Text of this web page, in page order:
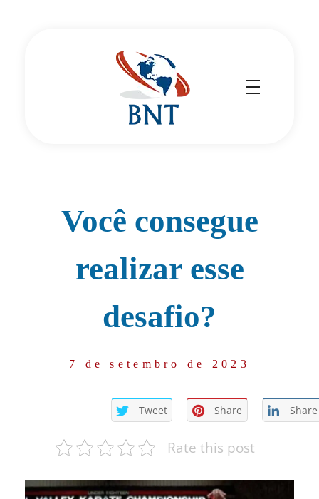
Você consegue
realizar esse
desafio?
7 de setembro de 2023
Tweet Share Share
Rate this post